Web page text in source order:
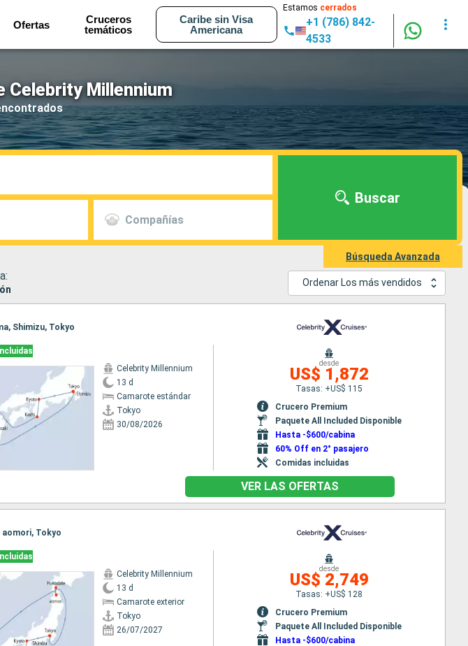
Ofertas
Cruceros
temáticos
Caribe sin Visa
Americana
Estamos cerrados
+1 (786) 842-
4533
Celebrity Millennium
Compañías
Buscar
Búsqueda Avanzada
Ordenar Los más vendidos
Shimizu, Tokyo
Celebrity Millennium
13 d
Camarote estándar
Tokyo
30/08/2026
desde
US$ 1,872
Tasas: +US$ 115
Crucero Premium
Paquete All Included Disponible
Hasta -$600/cabina
60% Off en 2° pasajero
Comidas incluidas
VER LAS OFERTAS
aomori, Tokyo
Celebrity Millennium
13 d
Camarote exterior
Tokyo
26/07/2027
desde
US$ 2,749
Tasas: +US$ 128
Crucero Premium
Paquete All Included Disponible
Hasta -$600/cabina